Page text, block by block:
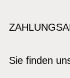
Sie finden